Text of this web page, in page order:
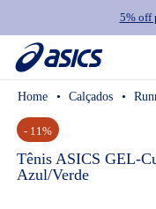
5% off
Calçados
- 11%
Tênis ASICS GEL-
Azul/Verde